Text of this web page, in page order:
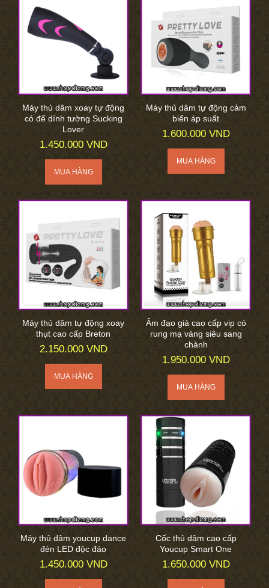
Máy thủ dâm xoay tự động
có đế dính tường Sucking
Lover
1.450.000 VND
Máy thủ dâm tự động cảm
biến áp suất
1.600.000 VND
Máy thủ dâm tự động xoay
thụt cao cấp Breton
2.150.000 VND
Âm đạo giả cao cấp vip có
rung mạ vàng siêu sang
chảnh
1.950.000 VND
Máy thủ dâm youcup dance
đèn LED độc đáo
1.450.000 VND
Cốc thủ dâm cao cấp
Youcup Smart One
1.650.000 VND